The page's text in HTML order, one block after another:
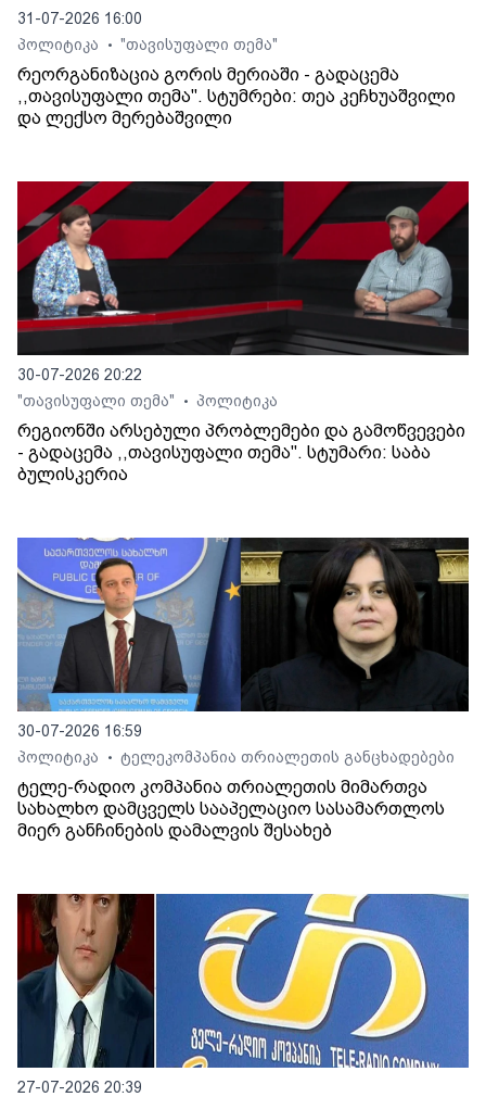
31-07-2026 16:00
პოლიტიკა
• "თავისუფალი თემა"
რეორგანიზაცია გორის მერიაში - გადაცემა
,,თავისუფალი თემა". სტუმრები: თეა კეჩხუაშვილი
და ლექსო მერებაშვილი
30-07-2026 20:22
"თავისუფალი თემა"
• პოლიტიკა
რეგიონში არსებული პრობლემები და გამოწვევები
- გადაცემა ,,თავისუფალი თემა". სტუმარი: საბა
ბულისკერია
30-07-2026 16:59
პოლიტიკა
• ტელეკომპანია თრიალეთის განცხადებები
ტელე-რადიო კომპანია თრიალეთის მიმართვა
სახალხო დამცველს სააპელაციო სასამართლოს
მიერ განჩინების დამალვის შესახებ
27-07-2026 20:39